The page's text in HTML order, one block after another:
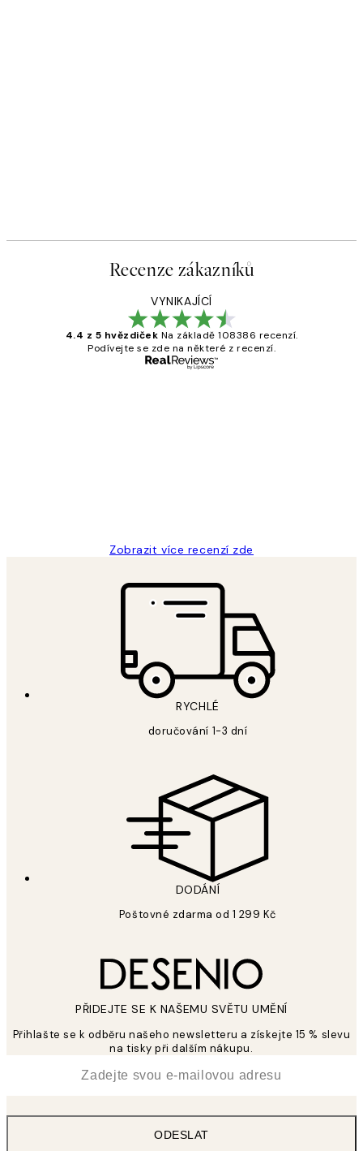
Recenze zákazníků
VYNIKAJÍCÍ
4.4 z 5 hvězdiček Na základě 108386 recenzí.
Podívejte se zde na některé z recenzí.
Zobrazit více recenzí zde
RYCHLÉ
doručování 1-3 dní
DODÁNÍ
Poštovné zdarma od 1 299 Kč
PŘIDEJTE SE K NAŠEMU SVĚTU UMĚNÍ
Přihlašte se k odběru našeho newsletteru a získejte 15 % slevu
na tisky při dalším nákupu.
ODESLAT